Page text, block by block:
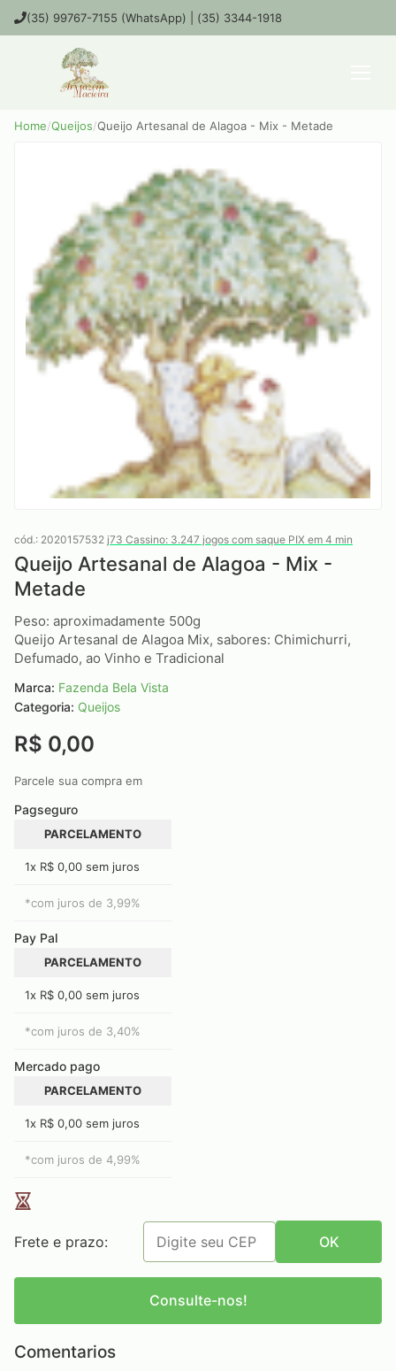
(35) 99767-7155 (WhatsApp) | (35) 3344-1918
Home/Queijos/Queijo Artesanal de Alagoa - Mix - Metade
cód.: 2020157532 j73 Cassino: 3.247 jogos com saque PIX em 4 min
Queijo Artesanal de Alagoa - Mix -
Metade
Peso: aproximadamente 500g
Queijo Artesanal de Alagoa Mix, sabores: Chimichurri,
Defumado, ao Vinho e Tradicional
Marca: Fazenda Bela Vista
Categoria: Queijos
R$ 0,00
Parcele sua compra em
Pagseguro
PARCELAMENTO
1x R$ 0,00 sem juros
*com juros de 3,99%
Pay Pal
PARCELAMENTO
1x R$ 0,00 sem juros
*com juros de 3,40%
Mercado pago
PARCELAMENTO
1x R$ 0,00 sem juros
*com juros de 4,99%
Frete e prazo: OK
Consulte-nos!
Comentarios